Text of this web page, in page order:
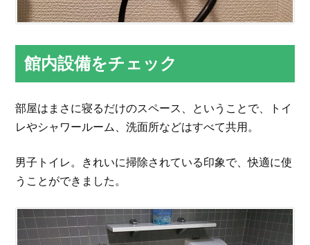
館内設備をチェック
部屋はまさに寝るだけのスペース、ということで、トイ
レやシャワールーム、洗面所などはすべて共用。
男子トイレ。きれいに掃除されている印象で、快適に使
うことができました。